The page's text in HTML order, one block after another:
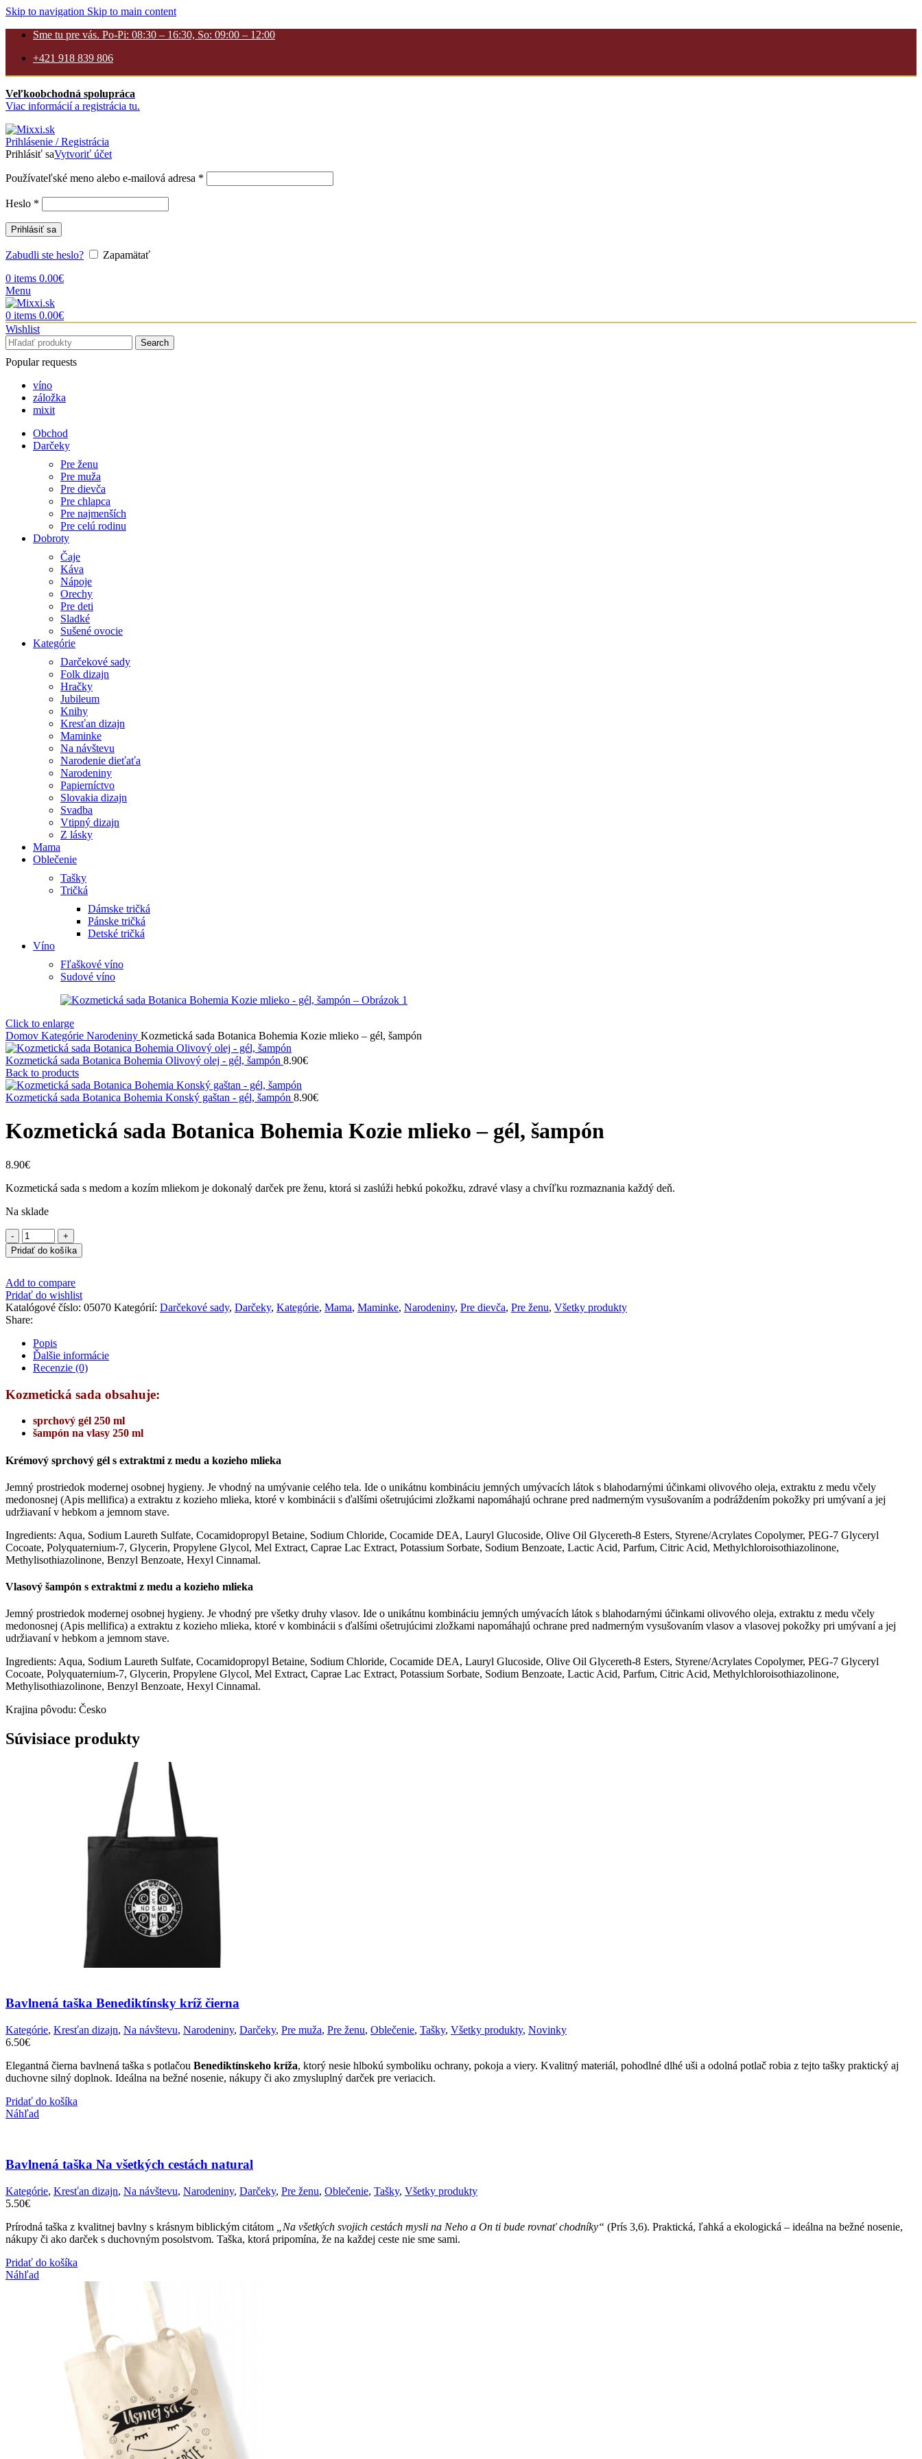
Skip to navigation Skip to main content
Sme tu pre vás. Po-Pi: 08:30 – 16:30, So: 09:00 – 12:00
+421 918 839 806
Veľkoobchodná spolupráca
Viac informácií a registrácia tu.
Prihlásenie / Registrácia
Prihlásiť saVytvoriť účet
Používateľské meno alebo e-mailová adresa *
Heslo *
Prihlásiť sa
Zabudli ste heslo?
Zapamätať
0 items 0.00€
Menu
0 items 0.00€
Wishlist
Search
Popular requests
víno
záložka
mixit
Obchod
Darčeky
Pre ženu
Pre muža
Pre dievča
Pre chlapca
Pre najmenších
Pre celú rodinu
Dobroty
Čaje
Káva
Nápoje
Orechy
Pre deti
Sladké
Sušené ovocie
Kategórie
Darčekové sady
Folk dizajn
Hračky
Jubileum
Knihy
Kresťan dizajn
Maminke
Na návštevu
Narodenie dieťaťa
Narodeniny
Papierníctvo
Slovakia dizajn
Svadba
Vtipný dizajn
Z lásky
Mama
Oblečenie
Tašky
Tričká
Dámske tričká
Pánske tričká
Detské tričká
Víno
Fľaškové víno
Sudové víno
Click to enlarge
Domov Kategórie Narodeniny Kozmetická sada Botanica Bohemia Kozie mlieko – gél, šampón
Kozmetická sada Botanica Bohemia Olivový olej - gél, šampón 8.90€
Back to products
Kozmetická sada Botanica Bohemia Konský gaštan - gél, šampón 8.90€
Kozmetická sada Botanica Bohemia Kozie mlieko – gél, šampón
8.90€
Kozmetická sada s medom a kozím mliekom je dokonalý darček pre ženu, ktorá si zaslúži hebkú pokožku, zdravé vlasy a chvíľku rozmaznania každý deň.
Na sklade
množstvo
Kozmetická
sada
Bohemia
Kozie
mlieko
-
šampón
Pridať do košíka
Add to compare
Pridať do wishlist
Katalógové číslo: 05070 Kategórií: Darčekové sady, Darčeky, Kategórie, Mama, Maminke, Narodeniny, Pre dievča, Pre ženu, Všetky produkty
Share:
Popis
Ďalšie informácie
Recenzie (0)
Kozmetická sada obsahuje:
sprchový gél 250 ml
šampón na vlasy 250 ml
Krémový sprchový gél s extraktmi z medu a kozieho mlieka
Jemný prostriedok modernej osobnej hygieny. Je vhodný na umývanie celého tela. Ide o unikátnu kombináciu jemných umývacích látok s blahodarnými účinkami olivového oleja, extraktu z medu včely
medonosnej (Apis mellifica) a extraktu z kozieho mlieka, ktoré v kombinácii s ďalšími ošetrujúcimi zložkami napomáhajú ochrane pred nadmerným vysušovaním a podráždením pokožky pri umývaní a jej
udržiavaní v hebkom a jemnom stave.
Ingredients: Aqua, Sodium Laureth Sulfate, Cocamidopropyl Betaine, Sodium Chloride, Cocamide DEA, Lauryl Glucoside, Olive Oil Glycereth-8 Esters, Styrene/Acrylates Copolymer, PEG-7 Glyceryl
Cocoate, Polyquaternium-7, Glycerin, Propylene Glycol, Mel Extract, Caprae Lac Extract, Potassium Sorbate, Sodium Benzoate, Lactic Acid, Parfum, Citric Acid, Methylchloroisothiazolinone,
Methylisothiazolinone, Benzyl Benzoate, Hexyl Cinnamal.
Vlasový šampón s extraktmi z medu a kozieho mlieka
Jemný prostriedok modernej osobnej hygieny. Je vhodný pre všetky druhy vlasov. Ide o unikátnu kombináciu jemných umývacích látok s blahodarnými účinkami olivového oleja, extraktu z medu včely
medonosnej (Apis mellifica) a extraktu z kozieho mlieka, ktoré v kombinácii s ďalšími ošetrujúcimi zložkami napomáhajú ochrane pred nadmerným vysušovaním vlasov a vlasovej pokožky pri umývaní a jej
udržiavaní v hebkom a jemnom stave.
Ingredients: Aqua, Sodium Laureth Sulfate, Cocamidopropyl Betaine, Sodium Chloride, Cocamide DEA, Lauryl Glucoside, Olive Oil Glycereth-8 Esters, Styrene/Acrylates Copolymer, PEG-7 Glyceryl
Cocoate, Polyquaternium-7, Glycerin, Propylene Glycol, Mel Extract, Caprae Lac Extract, Potassium Sorbate, Sodium Benzoate, Lactic Acid, Parfum, Citric Acid, Methylchloroisothiazolinone,
Methylisothiazolinone, Benzyl Benzoate, Hexyl Cinnamal.
Krajina pôvodu: Česko
Súvisiace produkty
Bavlnená taška Benediktínsky kríž čierna
Kategórie, Kresťan dizajn, Na návštevu, Narodeniny, Darčeky, Pre muža, Pre ženu, Oblečenie, Tašky, Všetky produkty, Novinky
6.50€
Elegantná čierna bavlnená taška s potlačou Benediktínskeho kríža, ktorý nesie hlbokú symboliku ochrany, pokoja a viery. Kvalitný materiál, pohodlné dlhé uši a odolná potlač robia z tejto tašky praktický aj
duchovne silný doplnok. Ideálna na bežné nosenie, nákupy či ako zmysluplný darček pre veriacich.
Pridať do košíka
Náhľad
Bavlnená taška Na všetkých cestách natural
Kategórie, Kresťan dizajn, Na návštevu, Narodeniny, Darčeky, Pre ženu, Oblečenie, Tašky, Všetky produkty
5.50€
Prírodná taška z kvalitnej bavlny s krásnym biblickým citátom
„Na všetkých svojich cestách mysli na Neho a On ti bude rovnať chodníky“ (Prís 3,6). Praktická, ľahká a ekologická – ideálna na bežné nosenie,
nákupy či ako darček s duchovným posolstvom. Taška, ktorá pripomína, že na každej ceste nie sme sami.
Pridať do košíka
Náhľad